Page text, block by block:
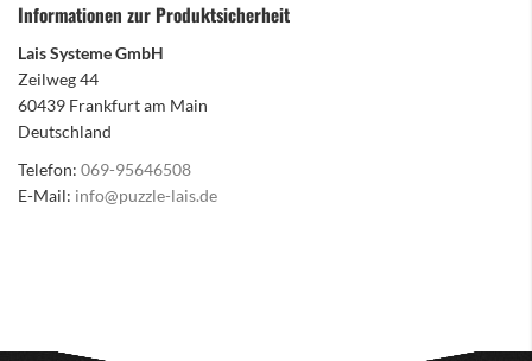
Informationen zur Produktsicherheit
Lais Systeme GmbH
Zeilweg 44
60439 Frankfurt am Main
Deutschland
Telefon: 069-95646508
E-Mail: info@puzzle-lais.de